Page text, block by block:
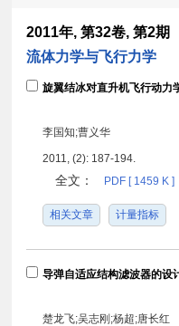
2011年, 第32卷, 第2
流体力学与飞行力学
旋翼结冰对直升机飞行动力
李国知;曹义华
2011, (2): 187-194.
全文： PDF [ 1459 K ]
相关文章 计量指标
导弹自适应结构滤波器的设
楚龙飞;吴志刚;杨超;唐长红